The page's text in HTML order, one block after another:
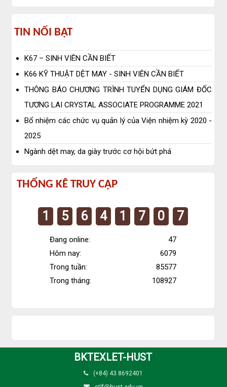
Tin
nổi
bật
TIN NỔI BẬT
K67 – SINH VIÊN CẦN BIẾT
K66 KỸ THUẬT DỆT MAY - SINH VIÊN CẦN BIẾT
THÔNG BÁO CHƯƠNG TRÌNH TUYỂN DỤNG GIÁM ĐỐC
TƯƠNG LAI CRYSTAL ASSOCIATE PROGRAMME 2021
Bổ nhiệm các chức vụ quản lý của Viện nhiệm kỳ 2020 -
2025
Ngành dệt may, da giày trước cơ hội bứt phá
Thống
truy
THỐNG KÊ TRUY CẬP
1 5 6 4 1 7 0 7
Đang online:
47
Hôm nay:
6079
Trong tuần:
85577
Trong tháng:
108927
BKTEXLET-HUST
(+84) 43 8692401